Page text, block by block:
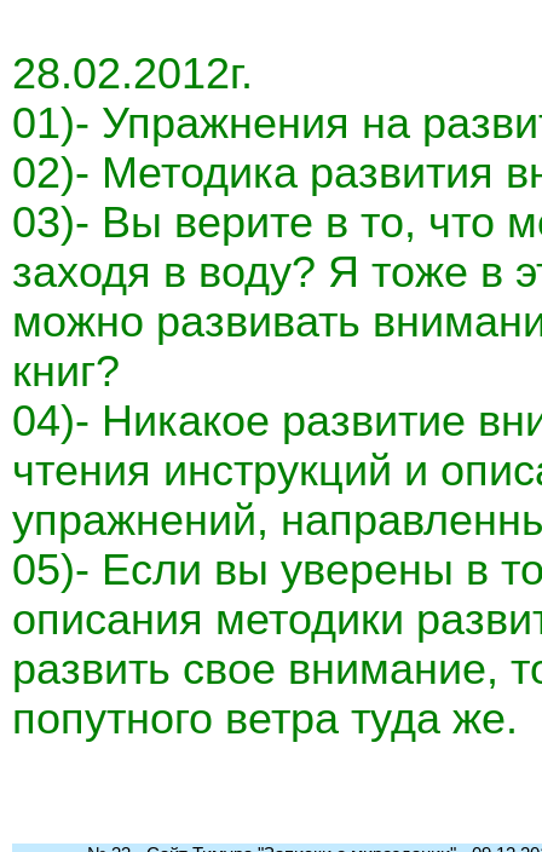
28.02.2012г.
01)- Упражнения на
02)- Методика развития
03)- Вы верите в то, что
заходя в воду? Я тоже в
можно развивать
книг?
04)- Никакое развитие
чтения инструкций и
упражнений,
05)- Если вы уверены в
описания методики
развить свое внимание,
попутного ветра туда же.